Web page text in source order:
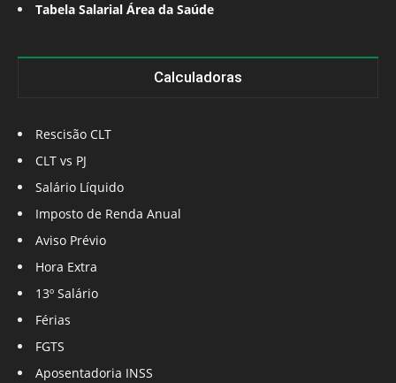
Tabela Salarial Área da Saúde
Calculadoras
Rescisão CLT
CLT vs PJ
Salário Líquido
Imposto de Renda Anual
Aviso Prévio
Hora Extra
13º Salário
Férias
FGTS
Aposentadoria INSS